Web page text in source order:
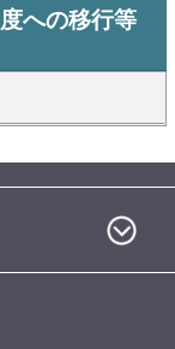
への移行等